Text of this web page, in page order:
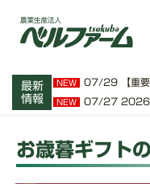
最新
情報
NEW 07/29 【重
NEW 07/27 2026
お歳暮ギフト